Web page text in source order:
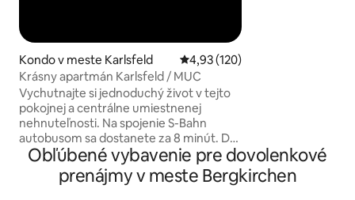
Kondo v meste Karlsfeld Priemerné ohodnotenie 4,93 z
4,93 (120)
Krásny apartmán Karlsfeld / MUC
Vychutnajte si jednoduchý život v tejto
pokojnej a centrálne umiestnenej
nehnuteľnosti. Na spojenie S-Bahn
autobusom sa dostanete za 8 minút. Do
2 minút chôdze od najbližšej pekárne,
mäsiarstva a pizzerie sú vzdialené 2
minúty chôdze. Jazero Karlsfelder je
Obľúbené vybavenie pre dovolenkové
prenájmy v meste Bergkirchen